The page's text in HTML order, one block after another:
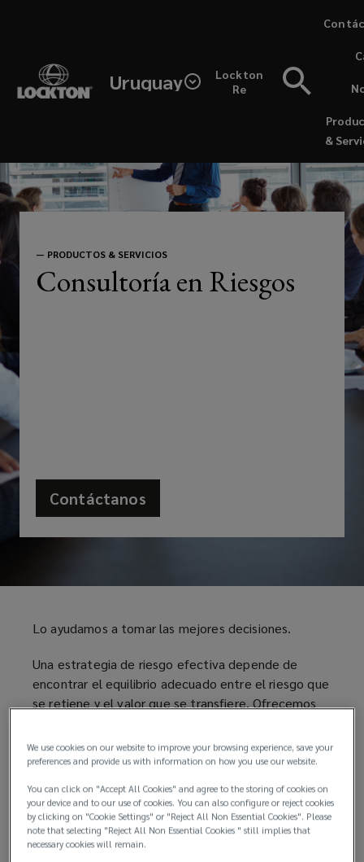
content
Uruguay
Lockton
Re
&
Una
de
riesgo
efectiva
depende
de
encontrar
el
equilibrio
adecuado
entre
valor
— PRODUCTOS & SERVICIOS
Consultoría en Riesgos
Contáctanos
Lo ayudamos a tomar las mejores decisiones.
Una estrategia de riesgo efectiva depende de
encontrar el equilibrio adecuado entre el riesgo que
se retiene y el valor que se transfiere. Ofrecemos
Riesgo (TCOR) en su negocio, lo cual le permite
tomar decisiones más informadas basadas en el
Comenzamos por conocer su negocio
Nuestra profunda experiencia en los diversos
We use cookies on our website to improve your browsing experience, save your
preferences and provide us with information on how you use our website.
You can click on "Accept All Cookies" and agree to the storing of cookies on
your device and to our use of cookies. You can also configure or reject cookies
by clicking on "Cookie Settings" or "Reject All Non Essential Cookies". Please
note that selecting "Reject All Non Essential Cookies " still implies that
necessary cookies will remain.